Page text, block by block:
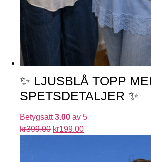
✨ LJUSBLÅ TOPP
SPETSDETALJER ✨
Betygsatt3.00 av 5
kr399.00 kr199.00